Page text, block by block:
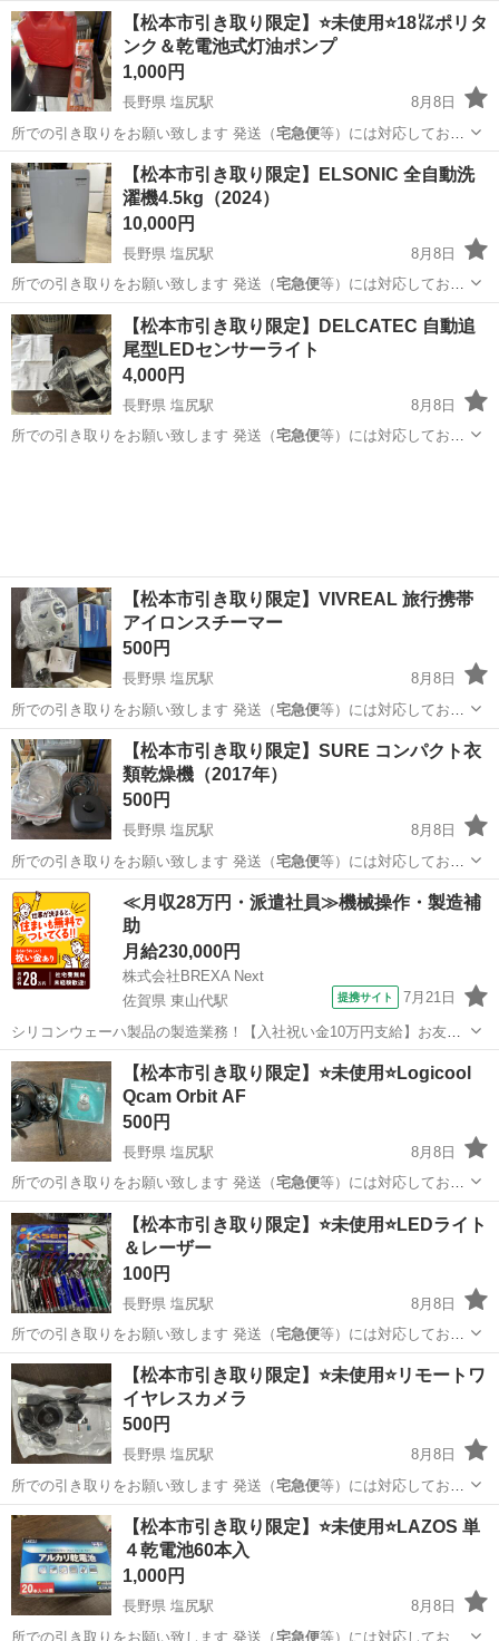
ません 大型商品な…
長野 東筑摩郡 塩尻駅 テーブル 大型
【松本市引き取り限定】⭐未使用⭐18㍑ポリタ
ンク＆乾電池式灯油ポンプ
1,000円
長野県 塩尻駅
8月8日
所での引き取りをお願い致します 発送（宅急便等）には対応しており
ません 大型商品な…
長野 東筑摩郡 塩尻駅 家庭用品
【松本市引き取り限定】ELSONIC 全自動洗
濯機4.5kg（2024）
10,000円
長野県 塩尻駅
8月8日
所での引き取りをお願い致します 発送（宅急便等）には対応しており
ません 大型商品な…
長野 東筑摩郡 塩尻駅 生活家電
【松本市引き取り限定】DELCATEC 自動追
尾型LEDセンサーライト
4,000円
長野県 塩尻駅
8月8日
所での引き取りをお願い致します 発送（宅急便等）には対応しており
【松本市引き取り限定】VIVREAL 旅行携帯
アイロンスチーマー
500円
長野県 塩尻駅
8月8日
所での引き取りをお願い致します 発送（宅急便等）には対応しており
ません 大型商品な…
長野 東筑摩郡 塩尻駅 生活家電
【松本市引き取り限定】SURE コンパクト衣
類乾燥機（2017年）
500円
長野県 塩尻駅
8月8日
所での引き取りをお願い致します 発送（宅急便等）には対応しており
ません 大型商品な…
長野 東筑摩郡 塩尻駅 生活家電 大型
≪月収28万円・派遣社員≫機械操作・製造補
助
月給230,000円
株式会社BREXA Next
佐賀県 東山代駅
提携サイト 7月21日
シリコンウェーハ製品の製造業務！【入社祝い金10万円支給】お友達
やカップルとの応募OK◎年間休日129日＆休出なしでプライベート充
実♪業務はクリーンルームで快適作業◎自社正社員登用制度あり★1食
300円～の格安食堂あり！《佐...
佐賀 伊万里市 東山代駅 その他
【松本市引き取り限定】⭐未使用⭐Logicool
Qcam Orbit AF
500円
長野県 塩尻駅
8月8日
所での引き取りをお願い致します 発送（宅急便等）には対応しており
ません 大型商品な…
長野 東筑摩郡 塩尻駅 その他 Logicool
【松本市引き取り限定】⭐未使用⭐LEDライト
＆レーザー
100円
長野県 塩尻駅
8月8日
所での引き取りをお願い致します 発送（宅急便等）には対応しており
ません 大型商品な…
長野 東筑摩郡 塩尻駅 その他 レーザー
【松本市引き取り限定】⭐未使用⭐リモートワ
イヤレスカメラ
500円
長野県 塩尻駅
8月8日
所での引き取りをお願い致します 発送（宅急便等）には対応しており
ません 大型商品な…
長野 東筑摩郡 塩尻駅 その他 大型
【松本市引き取り限定】⭐未使用⭐LAZOS 単
４乾電池60本入
1,000円
長野県 塩尻駅
8月8日
所での引き取りをお願い致します 発送（宅急便等）には対応しており